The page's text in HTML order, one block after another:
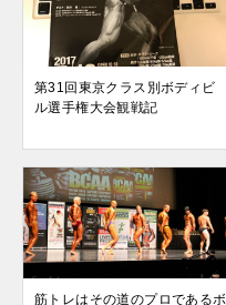
第31回東京クラス別ボディビ
ル選手権大会観戦記
筋トレはその道のプロであるボ